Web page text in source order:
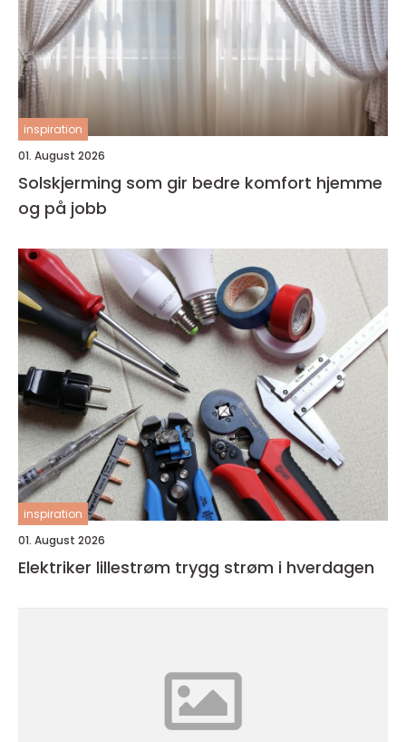
inspiration
01. August 2026
Solskjerming som gir bedre komfort hjemme
og på jobb
inspiration
01. August 2026
Elektriker lillestrøm trygg strøm i hverdagen